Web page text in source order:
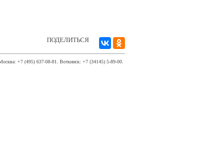
ПОДЕЛИТЬСЯ
+7 (495) 637-08-81. Воткинск: +7 (34145) 5-89-00.